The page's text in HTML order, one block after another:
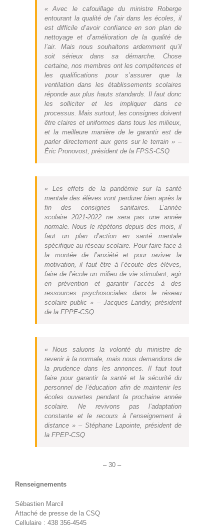
« Avec le cafouillage du ministre Roberge
entourant la qualité de l’air dans les écoles, il
est difficile d’avoir confiance en son plan de
nettoyage et d’amélioration de la qualité de
l’air. Mais nous souhaitons ardemment qu’il
soit sérieux dans sa démarche. Chose
certaine, nos membres ont les compétences et
les qualifications pour s’assurer que la
ventilation dans les établissements scolaires
réponde aux plus hauts standards. Il faut donc
les solliciter et les impliquer dans ce
processus. Mais surtout, les consignes doivent
être claires et uniformes dans tous les milieux,
et la meilleure manière de le garantir est de
parler directement aux gens sur le terrain » –
Éric Pronovost, président de la FPSS-CSQ
« Les effets de la pandémie sur la santé
mentale des élèves vont perdurer bien après la
fin des consignes sanitaires. L’année
scolaire 2021-2022 ne sera pas une année
normale. Nous le répétons depuis des mois, il
faut un plan d’action en santé mentale
spécifique au réseau scolaire. Pour faire face à
la montée de l’anxiété et pour raviver la
motivation, il faut être à l’écoute des élèves,
faire de l’école un milieu de vie stimulant, agir
en prévention et garantir l’accès à des
ressources psychosociales dans le réseau
scolaire public » – Jacques Landry, président
de la FPPE-CSQ
« Nous saluons la volonté du ministre de
revenir à la normale, mais nous demandons de
la prudence dans les annonces. Il faut tout
faire pour garantir la santé et la sécurité du
personnel de l’éducation afin de maintenir les
écoles ouvertes pendant la prochaine année
scolaire. Ne revivons pas l’adaptation
constante et le recours à l’enseignement à
distance » – Stéphane Lapointe, président de
la FPEP-CSQ
– 30 –
Renseignements
Sébastien Marcil
Attaché de presse de la CSQ
Cellulaire : 438 356-4545